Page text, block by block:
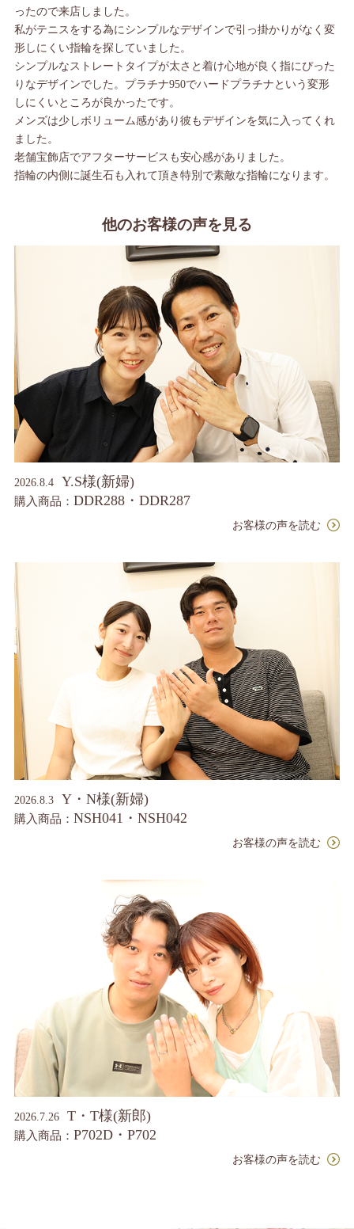
ったので来店しました。
私がテニスをする為にシンプルなデザインで引っ掛かりがなく変
形しにくい指輪を探していました。
シンプルなストレートタイプが太さと着け心地が良く指にぴった
りなデザインでした。プラチナ950でハードプラチナという変形
しにくいところが良かったです。
メンズは少しボリューム感があり彼もデザインを気に入ってくれ
ました。
老舗宝飾店でアフターサービスも安心感がありました。
指輪の内側に誕生石も入れて頂き特別で素敵な指輪になります。
他のお客様の声を見る
2026.8.4 Y.S様(新婦)
購入商品： DDR288・DDR287
お客様の声を読む
2026.8.3 Y・N様(新婦)
購入商品： NSH041・NSH042
お客様の声を読む
2026.7.26 T・T様(新郎)
購入商品： P702D・P702
お客様の声を読む